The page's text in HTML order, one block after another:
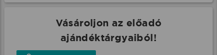
Vásároljon az előadó
ajándéktárgyaiból!